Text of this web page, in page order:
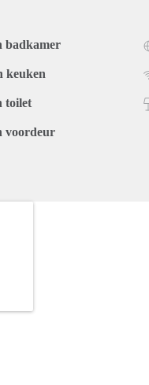
badkamer
keuken
toilet
voordeur